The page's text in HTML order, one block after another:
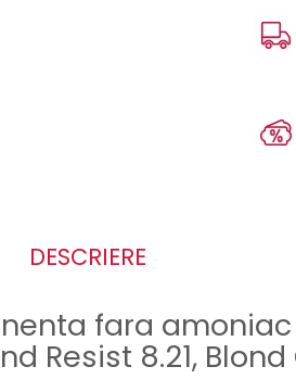
DESCRIERE
fara amoniac
Resist 8.21,